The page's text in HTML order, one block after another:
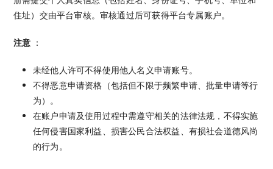
住址）交由平台审核。审核通过后可获得平台专属账户。
注意 ：
未经他人许可不得使用他人名义申请账号。
不得恶意申请资格（包括但不限于频繁申请、批量申请等行
为）。
在账户申请及使用过程中需遵守相关的法律法规，不得实施
任何侵害国家利益、损害公民合法权益、有损社会道德风尚
的行为。